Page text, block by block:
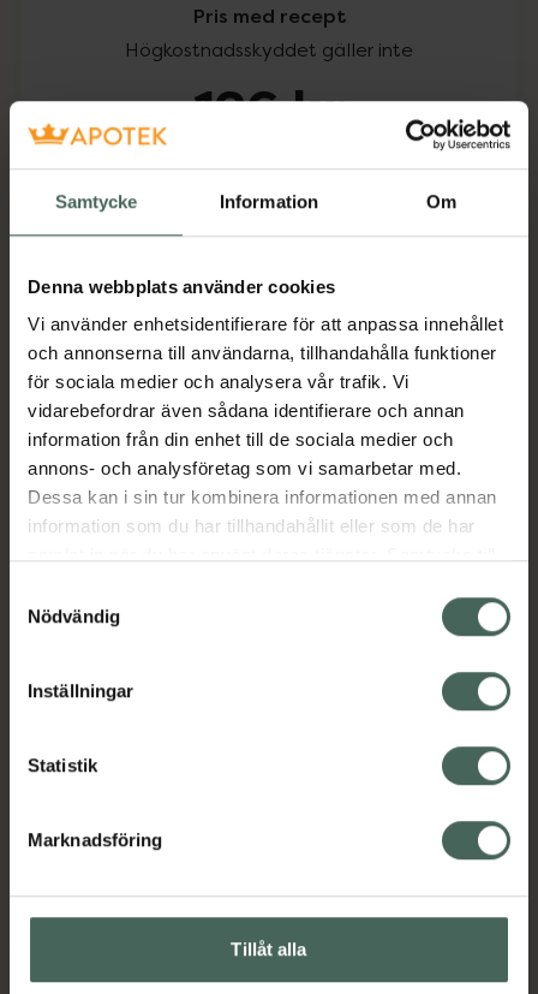
Samtycke Information Om
Denna webbplats använder cookies
Vi använder enhetsidentifierare för att anpassa innehållet
och annonserna till användarna, tillhandahålla funktioner
för sociala medier och analysera vår trafik. Vi
vidarebefordrar även sådana identifierare och annan
information från din enhet till de sociala medier och
annons- och analysföretag som vi samarbetar med.
Dessa kan i sin tur kombinera informationen med annan
information som du har tillhandahållit eller som de har
återkalla ditt samtycke via webbplatsens
cookieinställningar. Ett återkallat samtycke påverkar inte
lagligheten av behandling som skett innan återkallelsen.
Nödvändig
Inställningar
Statistik
Marknadsföring
Tillåt alla
Pris med recept
Högkostnadsskyddet gäller inte
126 kr
Aktuella erbjudanden
Beskrivning
Läs alltid bipacksedeln innan
användning.
Kronans Apotek finns här för dig. Du hittar oss från Skåne i
syd till Lappland i norr, och online i mobilen och på
datorn. Oavsett vem du är så är det vårt uppdrag att
med oss.
Kundservice
Kontakta oss
Hitta apotek